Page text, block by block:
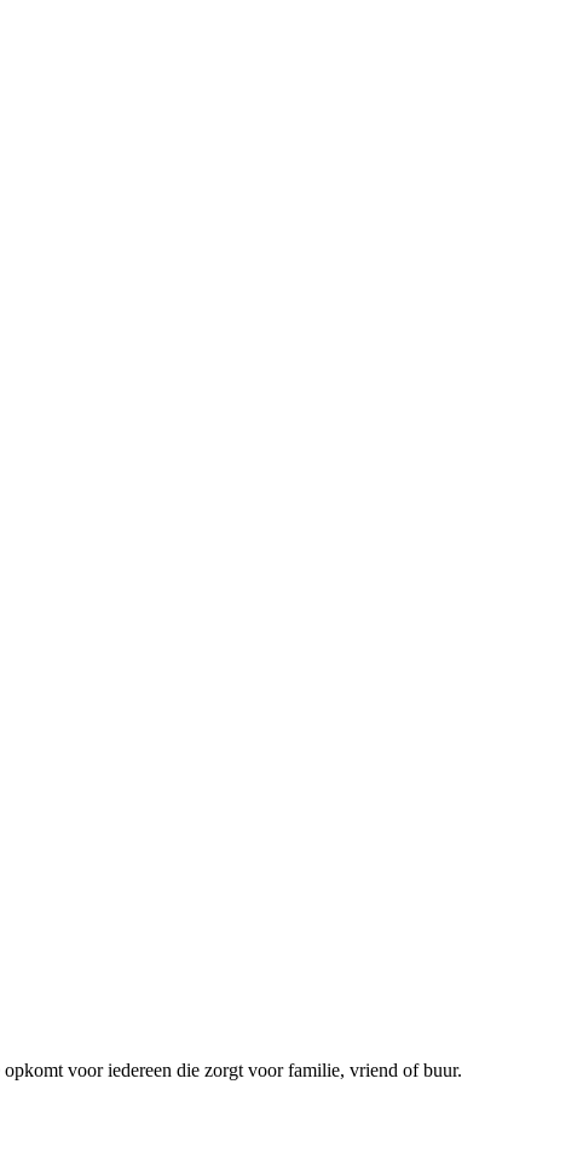
voor iedereen die zorgt voor familie, vriend of buur.